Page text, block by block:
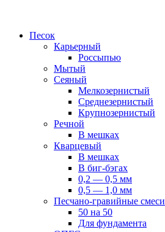
Песок
Карьерный
Россыпью
Мытый
Сеяный
Мелкозернистый
Среднезернистый
Крупнозернистый
Речной
В мешках
Кварцевый
В мешках
В биг-бэгах
0,2 — 0,5 мм
0,5 — 1,0 мм
Песчано-гравийные смеси
50 на 50
Для фундамента